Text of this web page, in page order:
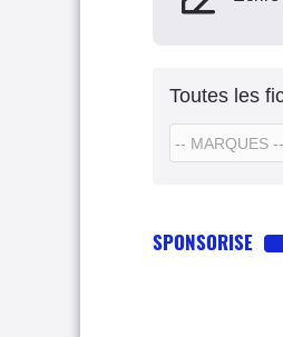
Toutes les
SPONSORISE